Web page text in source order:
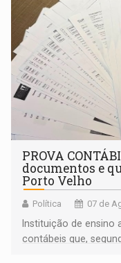
PROVA
documentos e
Porto Velho
Política 07 de
Instituição de ensino
contábeis que,